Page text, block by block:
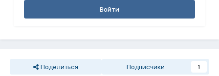
Войти
Поделиться Подписчики 1